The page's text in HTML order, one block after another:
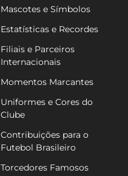
Mascotes e Símbolos
Estatísticas e Recordes
Filiais e Parceiros
Internacionais
Momentos Marcantes
Uniformes e Cores do
Clube
Contribuições para o
Futebol Brasileiro
Torcedores Famosos